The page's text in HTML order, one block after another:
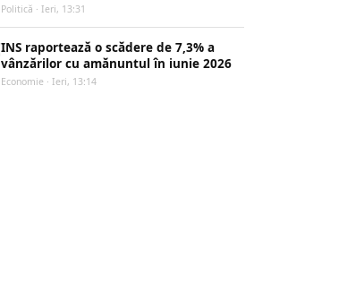
Politică · Ieri, 13:31
INS raportează o scădere de 7,3% a
vânzărilor cu amănuntul în iunie 2026
Economie · Ieri, 13:14